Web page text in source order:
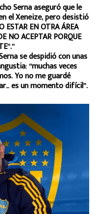
Serna aseguró que le
el Xeneize, pero desistió
EN OTRA ÁREA
NO ACEPTAR PORQUE
se despidió con unas
“muchas veces
Yo no me guardé
es un momento difícil”.